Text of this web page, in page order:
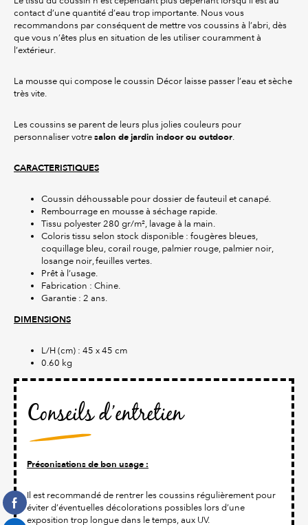
contact d’une quantité d’eau trop importante. Nous vous
recommandons par conséquent de mettre vos coussins à l’abri, dès
que vous n’êtes plus en situation de les utiliser couramment à
l’extérieur.
La mousse qui compose le coussin Décor laisse passer l’eau et sèche
très vite.
Les coussins se parent de leurs plus jolies couleurs pour
personnaliser votre salon de jardin indoor ou outdoor.
CARACTERISTIQUES
Coussin déhoussable pour dossier de fauteuil et canapé.
Rembourrage en mousse à séchage rapide.
Tissu polyester 280 gr/m², lavage à la main.
Coloris tissu selon stock disponible : fougères bleues,
coquillage bleu, corail rouge, palmier rouge, palmier noir,
losange noir, feuilles vertes.
Prêt à l’usage.
Fabrication : Chine.
Garantie : 2 ans.
DIMENSIONS
L/H (cm) : 45 x 45 cm
0.60 kg
Conseils d’entretien
Préconisations de bon usage :
Il est recommandé de rentrer les coussins régulièrement pour
éviter d’éventuelles décolorations possibles lors d’une
exposition trop longue dans le temps, aux UV.